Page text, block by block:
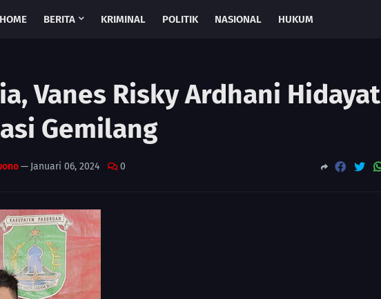
HOME BERITA KRIMINAL POLITIK NASIONAL HUKUM
Vanes Risky Ardhani Hidayat
Gemilang
— Januari 06, 2024 0